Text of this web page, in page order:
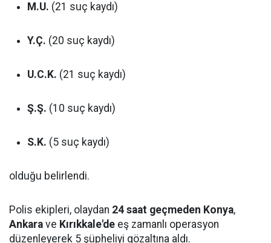
M.U. (21 suç kaydı)
Y.Ç. (20 suç kaydı)
U.C.K. (21 suç kaydı)
Ş.Ş. (10 suç kaydı)
S.K. (5 suç kaydı)
olduğu belirlendi.
Polis ekipleri, olaydan 24 saat geçmeden Konya,
Ankara ve Kırıkkale'de eş zamanlı operasyon
düzenleyerek 5 şüpheliyi gözaltına aldı.